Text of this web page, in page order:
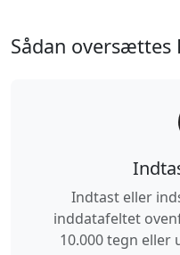
Sådan oversættes
Indtast eller
inddatafeltet
10.000 tegn eller